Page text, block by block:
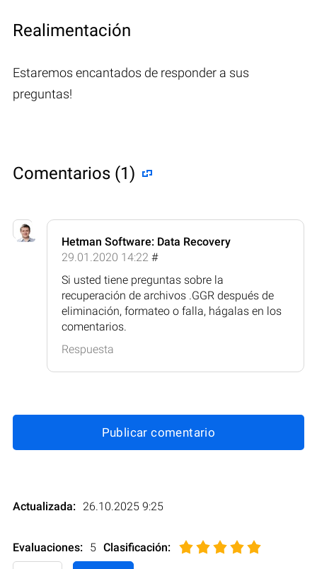
Realimentación
Estaremos encantados de responder a sus
preguntas!
Comentarios (1)
Hetman Software: Data Recovery
29.01.2020 14:22 #
Si usted tiene preguntas sobre la
recuperación de archivos .GGR después de
eliminación, formateo o falla, hágalas en los
comentarios.
Respuesta
Publicar comentario
Actualizada: 26.10.2025 9:25
Evaluaciones: 5 Clasificación: